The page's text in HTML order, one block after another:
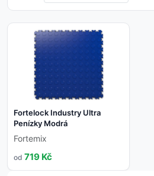
Fortelock Industry Ultra
Penízky Modrá
Fortemix
od 719 Kč